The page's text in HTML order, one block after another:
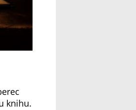
knihu.